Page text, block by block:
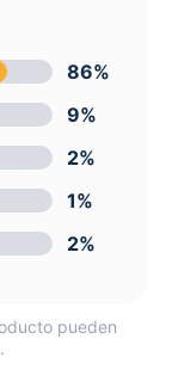
86%
9%
2%
1%
2%
pueden